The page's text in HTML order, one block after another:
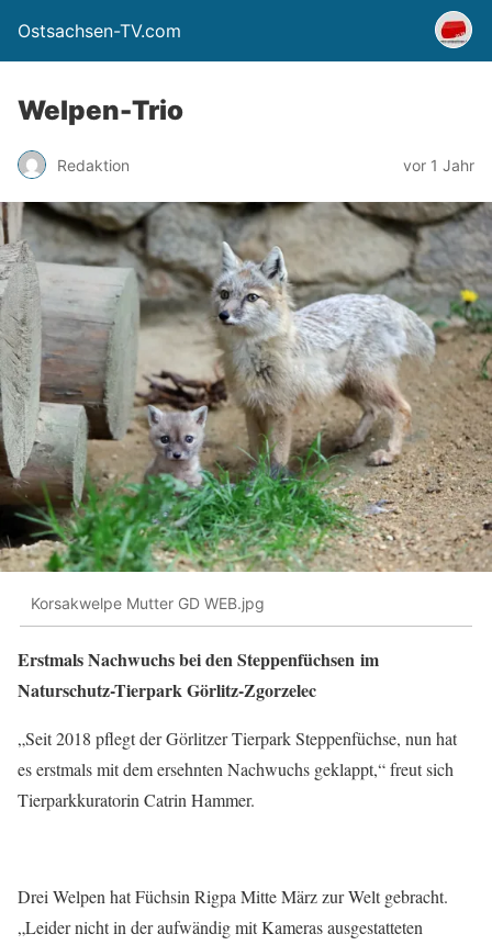
Ostsachsen-TV.com
Welpen-Trio
Redaktion vor 1 Jahr
Korsakwelpe Mutter GD WEB.jpg
Erstmals Nachwuchs bei den Steppenfüchsen im
Naturschutz-Tierpark Görlitz-Zgorzelec
„Seit 2018 pflegt der Görlitzer Tierpark Steppenfüchse, nun hat
es erstmals mit dem ersehnten Nachwuchs geklappt,“ freut sich
Tierparkkuratorin Catrin Hammer.
Drei Welpen hat Füchsin Rigpa Mitte März zur Welt gebracht.
„Leider nicht in der aufwändig mit Kameras ausgestatteten